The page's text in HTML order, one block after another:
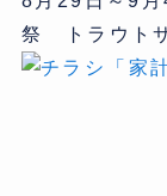
祭 トラウト